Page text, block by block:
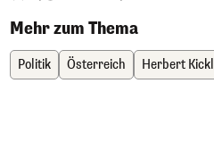
Mehr zum Thema
Politik Österreich Herbert Kickl